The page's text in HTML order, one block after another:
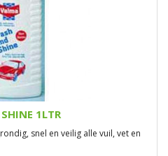
1LTR
snel en veilig alle vuil, vet en